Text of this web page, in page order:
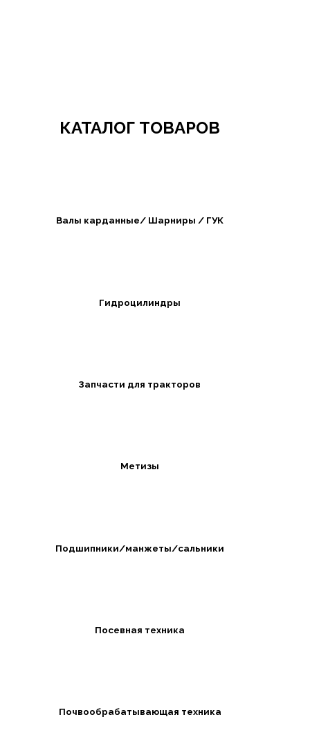
КАТАЛОГ ТОВАРОВ
Валы карданные/ Шарниры / ГУК
Гидроцилиндры
Запчасти для тракторов
Метизы
Подшипники/манжеты/сальники
Посевная техника
Почвообрабатывающая техника